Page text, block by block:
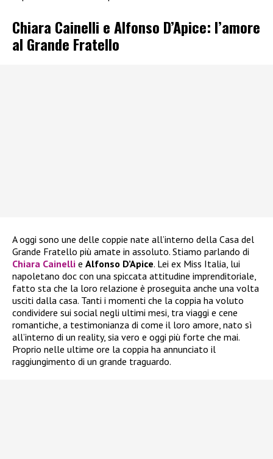
Chiara Cainelli e Alfonso D’Apice: l’amore
al Grande Fratello
A oggi sono une delle coppie nate all’interno della Casa del
Grande Fratello più amate in assoluto. Stiamo parlando di
Chiara Cainelli e Alfonso D’Apice. Lei ex Miss Italia, lui
napoletano doc con una spiccata attitudine imprenditoriale,
fatto sta che la loro relazione è proseguita anche una volta
usciti dalla casa. Tanti i momenti che la coppia ha voluto
condividere sui social negli ultimi mesi, tra viaggi e cene
romantiche, a testimonianza di come il loro amore, nato sì
all’interno di un reality, sia vero e oggi più forte che mai.
Proprio nelle ultime ore la coppia ha annunciato il
raggiungimento di un grande traguardo.